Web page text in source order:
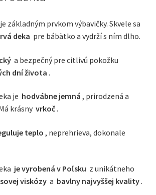
základným prvkom výbavičky. Skvele sa
deka pre bábätko a vydrží s ním dlho.
a bezpečný pre citlivú pokožku
dní života .
je hodvábne jemná , prirodzená a
krásny vrkoč.
teplo, neprehrieva, dokonale
je vyrobená v Poľsku z unikátneho
viskózy a bavlny najvyššej kvality.